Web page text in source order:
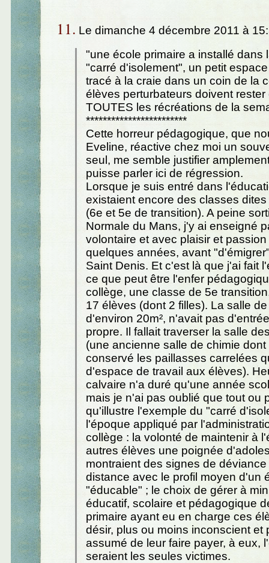
11. Le dimanche 4 décembre 2011 à
"une école primaire a installé dans
"carré d'isolement", un petit
tracé à la craie dans un coin de la
élèves perturbateurs doivent rester
TOUTES les récréations de la
************************
Cette horreur pédagogique, que
Eveline, réactive chez moi un
seul, me semble justifier
puisse parler ici de régression.
Lorsque je suis entré dans
existaient encore des classes
(6e et 5e de transition). A peine
Normale du Mans, j'y ai enseigné
volontaire et avec plaisir et
quelques années, avant
Saint Denis. Et c'est là que j'ai fait
ce que peut être l'enfer
collège, une classe de 5e
17 élèves (dont 2 filles). La salle
d'environ 20m², n'avait pas
propre. Il fallait traverser la salle
(une ancienne salle de chimie dont
conservé les paillasses carrelées
d'espace de travail aux élèves).
calvaire n'a duré qu'une année
mais je n'ai pas oublié que tout ou
qu'illustre l'exemple du "carré
l'époque appliqué par
collège : la volonté de maintenir à
autres élèves une poignée
montraient des signes de
distance avec le profil moyen d'un
"éducable" ; le choix de gérer à
éducatif, scolaire et pédagogique
primaire ayant eu en charge ces
désir, plus ou moins inconscient et
assumé de leur faire payer, à eux,
seraient les seules victimes.